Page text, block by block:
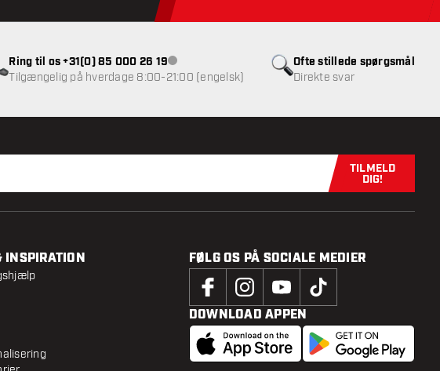
Ofte stillede spørgsmål
Direkte svar
Ring til os +31(0) 85 000 26 19Kundeservice ikke tilgængelig
Tilgængelig på hverdage 8:00-21:00 (engelsk)
Tilmeld dig
TILMELD
DIG!
INSPIRATION FØLG OS PÅ SOCIALE MEDIER
DOWNLOAD APPEN